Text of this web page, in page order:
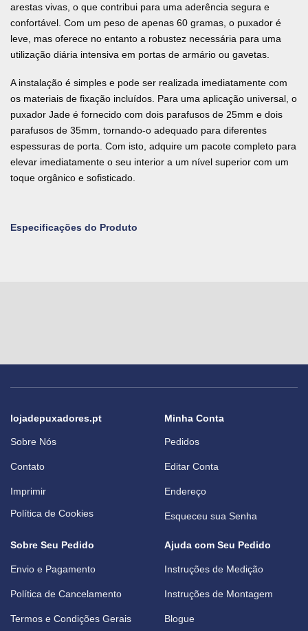
arestas vivas, o que contribui para uma aderência segura e
confortável. Com um peso de apenas 60 gramas, o puxador é
leve, mas oferece no entanto a robustez necessária para uma
utilização diária intensiva em portas de armário ou gavetas.
A instalação é simples e pode ser realizada imediatamente com
os materiais de fixação incluídos. Para uma aplicação universal, o
puxador Jade é fornecido com dois parafusos de 25mm e dois
parafusos de 35mm, tornando-o adequado para diferentes
espessuras de porta. Com isto, adquire um pacote completo para
elevar imediatamente o seu interior a um nível superior com um
toque orgânico e sofisticado.
Especificações do Produto
lojadepuxadores.pt
Sobre Nós
Contato
Imprimir
Política de Cookies
Minha Conta
Pedidos
Editar Conta
Endereço
Esqueceu sua Senha
Sobre Seu Pedido
Envio e Pagamento
Política de Cancelamento
Termos e Condições Gerais
Ajuda com Seu Pedido
Instruções de Medição
Instruções de Montagem
Blogue